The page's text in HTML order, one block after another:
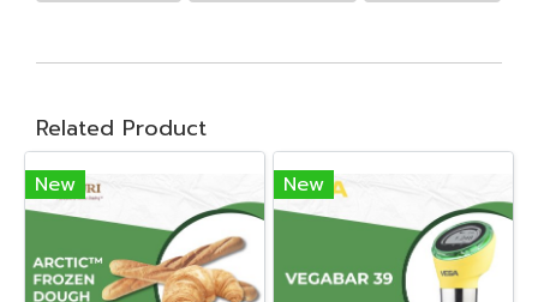
Related Product
New New